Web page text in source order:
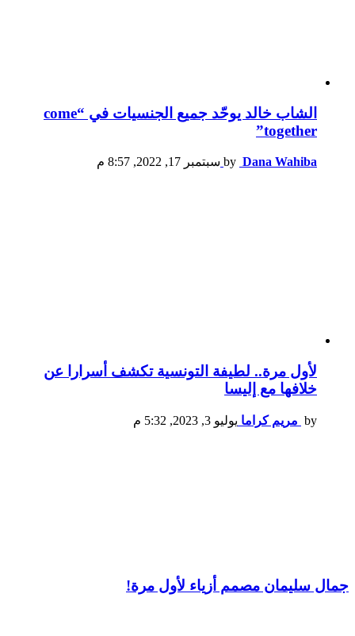
الشاب خالد يوحّد جميع الجنسيات في “come
together”
by Dana Wahiba سبتمبر 17, 2022, 8:57 م
لأول مرة.. لطيفة التونسية تكشف أسرارا عن
خلافها مع إليسا
by مريم كراما يوليو 3, 2023, 5:32 م
جمال سليمان مصمم أزياء لأول مرة!